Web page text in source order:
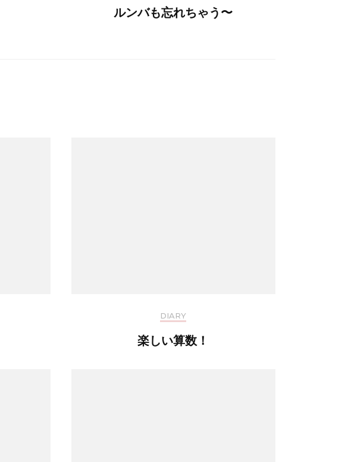
ルンバも忘れちゃう〜
DIARY
楽しい算数！